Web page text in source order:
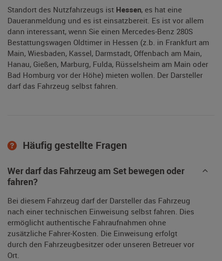
Standort des Nutzfahrzeugs ist Hessen, es hat eine
Daueranmeldung und es ist einsatzbereit. Es ist vor allem
dann interessant, wenn Sie einen Mercedes-Benz 280S
Bestattungswagen Oldtimer in Hessen (z.b. in Frankfurt am
Main, Wiesbaden, Kassel, Darmstadt, Offenbach am Main,
Hanau, Gießen, Marburg, Fulda, Rüsselsheim am Main oder
Bad Homburg vor der Höhe) mieten wollen. Der Darsteller
darf das Fahrzeug selbst fahren.
Häufig gestellte Fragen
Wer darf das Fahrzeug am Set bewegen oder
fahren?
Bei diesem Fahrzeug darf der Darsteller das Fahrzeug
nach einer technischen Einweisung selbst fahren. Dies
ermöglicht authentische Fahraufnahmen ohne
zusätzliche Fahrer-Kosten. Die Einweisung erfolgt
durch den Fahrzeugbesitzer oder unseren Betreuer vor
Ort.